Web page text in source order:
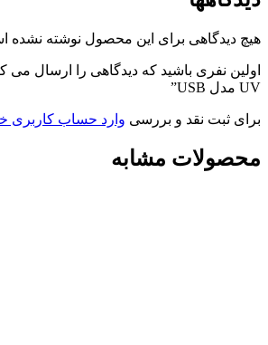
هیچ دیدگاهی برای این محصول نوشته نشده
UV مدل USB”
برای ثبت نقد و بررسی وارد حساب کاربری
محصولات مشابه